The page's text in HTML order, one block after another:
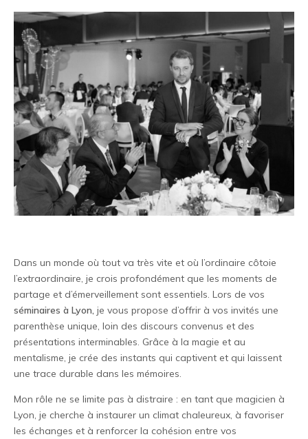
Dans un monde où tout va très vite et où l’ordinaire côtoie
l’extraordinaire, je crois profondément que les moments de
partage et d’émerveillement sont essentiels. Lors de vos
séminaires à Lyon, je vous propose d’offrir à vos invités une
parenthèse unique, loin des discours convenus et des
présentations interminables. Grâce à la magie et au
mentalisme, je crée des instants qui captivent et qui laissent
une trace durable dans les mémoires.
Mon rôle ne se limite pas à distraire : en tant que magicien à
Lyon, je cherche à instaurer un climat chaleureux, à favoriser
les échanges et à renforcer la cohésion entre vos